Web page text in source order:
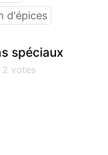
d'épices
spéciaux